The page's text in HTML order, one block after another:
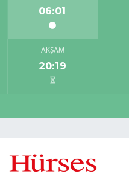
06:01
AKŞAM
20:19